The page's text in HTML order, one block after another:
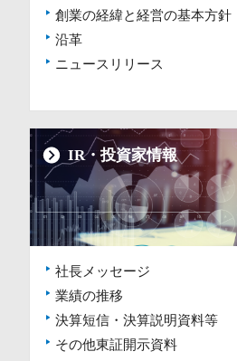
創業の経緯と経営の基本方針
沿革
ニュースリリース
IR・投資家情報
社長メッセージ
業績の推移
決算短信・決算説明資料等
その他東証開示資料